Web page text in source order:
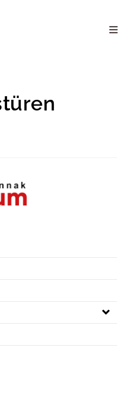
B2B Kundenportal
Produkte